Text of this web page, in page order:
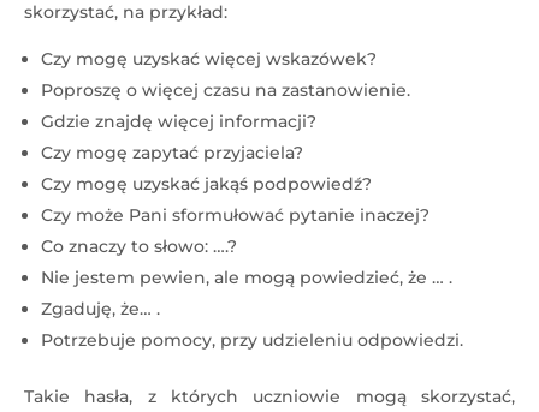
skorzystać, na przykład:
Czy mogę uzyskać więcej wskazówek?
Poproszę o więcej czasu na zastanowienie.
Gdzie znajdę więcej informacji?
Czy mogę zapytać przyjaciela?
Czy mogę uzyskać jakąś podpowiedź?
Czy może Pani sformułować pytanie inaczej?
Co znaczy to słowo: ….?
Nie jestem pewien, ale mogą powiedzieć, że … .
Zgaduję, że… .
Potrzebuje pomocy, przy udzieleniu odpowiedzi.
Takie hasła, z których uczniowie mogą skorzystać,